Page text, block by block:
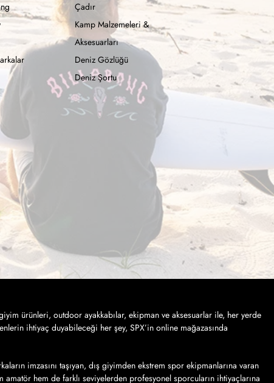
Çadır
Kamp Malzemeleri &
Aksesuarları
Deniz Gözlüğü
Deniz Şortu
ürünleri, outdoor ayakkabılar, ekipman ve aksesuarlar ile, her yerde
ihtiyaç duyabileceği her şey, SPX’in online mağazasında
imzasını taşıyan, dış giyimden ekstrem spor ekipmanlarına varan
hem de farklı seviyelerden profesyonel sporcuların ihtiyaçlarına